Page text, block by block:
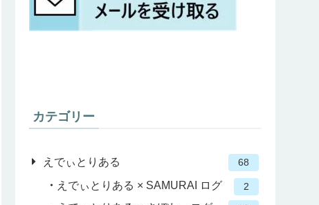
カテゴリー
えでぃとりある 68
えでぃとりある × SAMURAI ログ 2